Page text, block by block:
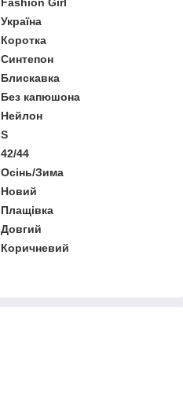
Україна
Коротка
Синтепон
Блискавка
Без капюшона
Нейлон
S
42/44
Осінь/Зима
Новий
Плащівка
Довгий
Коричневий